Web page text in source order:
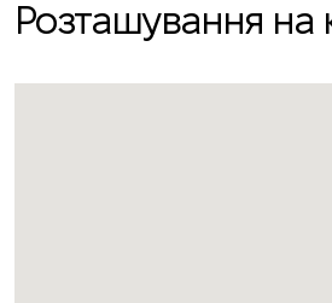
Розташування на